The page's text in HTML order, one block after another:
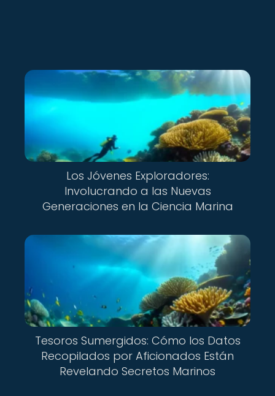
Los Jóvenes Exploradores:
Involucrando a las Nuevas
Generaciones en la Ciencia Marina
Tesoros Sumergidos: Cómo los Datos
Recopilados por Aficionados Están
Revelando Secretos Marinos